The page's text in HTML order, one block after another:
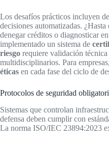
Los desafíos prácticos incluyen
decisiones automatizadas.
denegar créditos o diagnosticar
implementado un sistema de
riesgo requiere validación
multidisciplinarios. Para
éticas en cada fase del ciclo de
Protocolos de seguridad
Sistemas que controlan
defensa deben cumplir con
La norma ISO/IEC 23894:2023